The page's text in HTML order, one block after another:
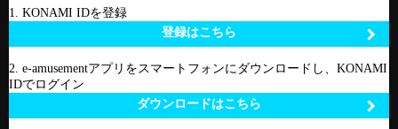
1. KONAMI IDを登録
登録はこちら
2. e-amusementアプリをスマートフォンにダウンロードし、KONAMI
IDでログイン
ダウンロードはこちら